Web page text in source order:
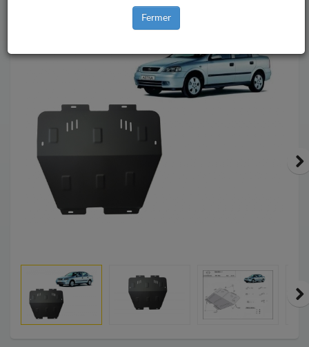
Fermer